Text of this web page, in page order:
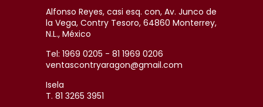
Alfonso Reyes, casi esq. con, Av. Junco de
la Vega, Contry Tesoro, 64860 Monterrey,
N.L., México
Tel: 1969 0205 - 81 1969 0206
ventascontryaragon@gmail.com
Isela
T. 81 3265 3951